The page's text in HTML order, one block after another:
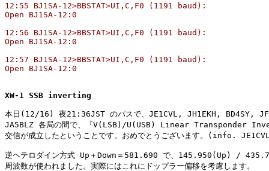
12:55 BJ1SA-12>BBSTAT>UI,C,F0 (1191 baud):
Open BJ1SA-12:0
12:56 BJ1SA-12>BBSTAT>UI,C,F0 (1191 baud):
Open BJ1SA-12:0
12:57 BJ1SA-12>BBSTAT>UI,C,F0 (1191 baud):
Open BJ1SA-12:0
XW-1 SSB inverting
本日(12/16) 夜21:36JST のパスで、JE1CVL, JH1EKH, BD4SY,
JA5BLZ 各局の間で、『V(LSB)/U(USB) Linear Transponder
交信が成立したということです。おめでとうございます。(info.
逆ヘテロダイン方式 Up＋Down＝581.690 で、145.950(Up) /
周波数が使われました。実際にはこれにドップラー偏移を考慮します。